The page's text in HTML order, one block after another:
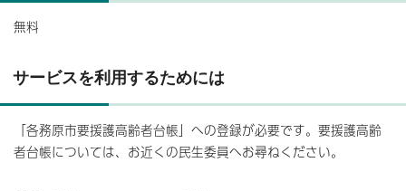
無料
サービスを利用するためには
「各務原市要援護高齢者台帳」への登録が必要です。要援護高齢
者台帳については、お近くの民生委員へお尋ねください。